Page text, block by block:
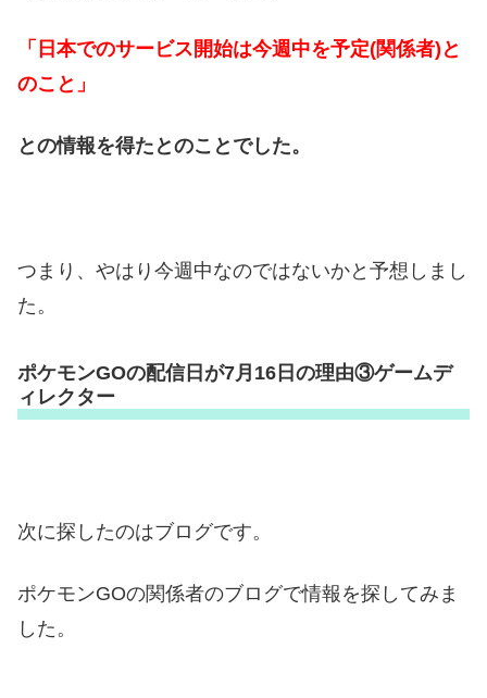
「日本でのサービス開始は今週中を予定(関係者)と
のこと」
との情報を得たとのことでした。
つまり、やはり今週中なのではないかと予想しまし
た。
ポケモンGOの配信日が7月16日の理由③ゲームデ
ィレクター
次に探したのはブログです。
ポケモンGOの関係者のブログで情報を探してみま
した。